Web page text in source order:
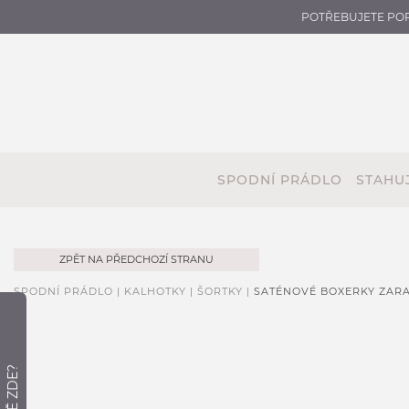
POTŘEBUJETE
SPODNÍ PRÁDLO
ZPĚT NA PŘEDCHOZÍ STRANU
SPODNÍ PRÁDLO | KALHOTKY | ŠORTKY | SATÉNOVÉ BOXERKY ZARA